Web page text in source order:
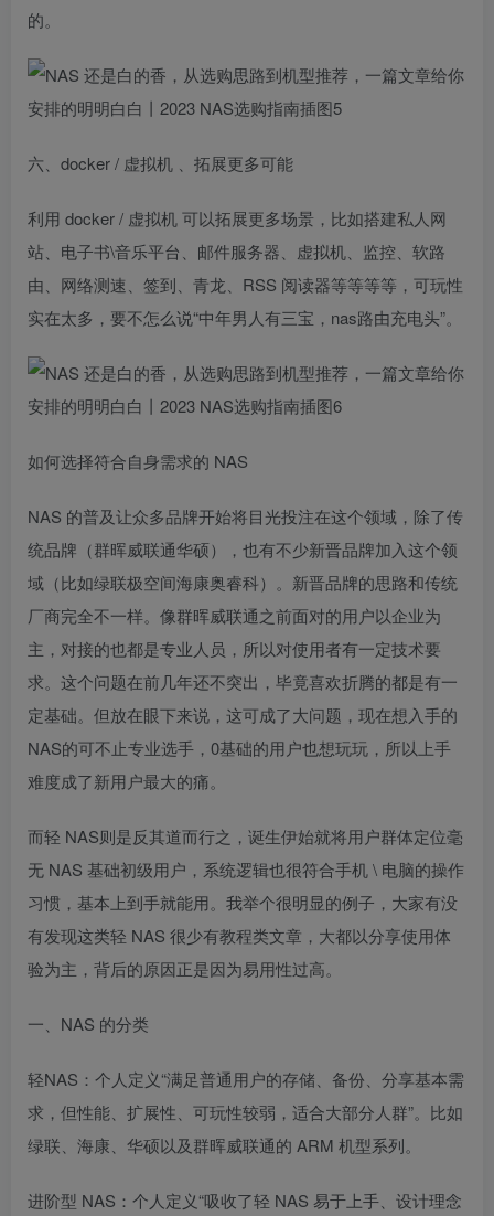
的。
六、docker / 虚拟机 、拓展更多可能
利用 docker / 虚拟机 可以拓展更多场景，比如搭建私人网
站、电子书\音乐平台、邮件服务器、虚拟机、监控、软路
由、网络测速、签到、青龙、RSS 阅读器等等等等，可玩性
实在太多，要不怎么说“中年男人有三宝，nas路由充电头”。
如何选择符合自身需求的 NAS
NAS 的普及让众多品牌开始将目光投注在这个领域，除了传
统品牌（群晖威联通华硕），也有不少新晋品牌加入这个领
域（比如绿联极空间海康奥睿科）。新晋品牌的思路和传统
厂商完全不一样。像群晖威联通之前面对的用户以企业为
主，对接的也都是专业人员，所以对使用者有一定技术要
求。这个问题在前几年还不突出，毕竟喜欢折腾的都是有一
定基础。但放在眼下来说，这可成了大问题，现在想入手的
NAS的可不止专业选手，0基础的用户也想玩玩，所以上手
难度成了新用户最大的痛。
而轻 NAS则是反其道而行之，诞生伊始就将用户群体定位毫
无 NAS 基础初级用户，系统逻辑也很符合手机 \ 电脑的操作
习惯，基本上到手就能用。我举个很明显的例子，大家有没
有发现这类轻 NAS 很少有教程类文章，大都以分享使用体
验为主，背后的原因正是因为易用性过高。
一、NAS 的分类
轻NAS：个人定义“满足普通用户的存储、备份、分享基本需
求，但性能、扩展性、可玩性较弱，适合大部分人群”。比如
绿联、海康、华硕以及群晖威联通的 ARM 机型系列。
进阶型 NAS：个人定义“吸收了轻 NAS 易于上手、设计理念